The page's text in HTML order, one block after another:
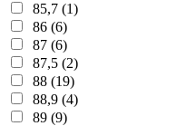
85,7 (1)
86 (6)
87 (6)
87,5 (2)
88 (19)
88,9 (4)
89 (9)